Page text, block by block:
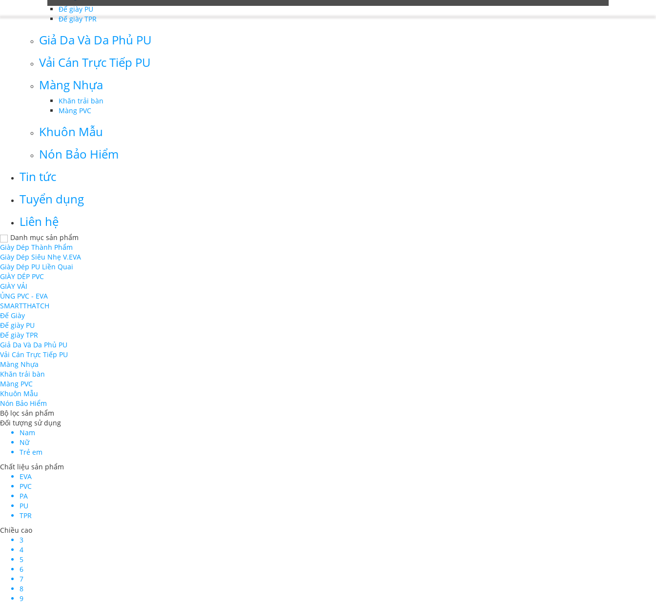
Đế giày PU
Đế giày TPR
Giả Da Và Da Phủ PU
Vải Cán Trực Tiếp PU
Màng Nhựa
Khăn trải bàn
Màng PVC
Khuôn Mẫu
Nón Bảo Hiểm
Tin tức
Tuyển dụng
Liên hệ
Danh mục sản phẩm
Giày Dép Thành Phẩm
Giày Dép Siêu Nhẹ V.EVA
Giày Dép PU Liền Quai
GIÀY DÉP PVC
GIÀY VẢI
ỦNG PVC - EVA
SMARTTHATCH
Đế Giày
Đế giày PU
Đế giày TPR
Giả Da Và Da Phủ PU
Vải Cán Trực Tiếp PU
Màng Nhựa
Khăn trải bàn
Màng PVC
Khuôn Mẫu
Nón Bảo Hiểm
Bộ lọc sản phẩm
Đối tượng sử dụng
Nam
Nữ
Trẻ em
Chất liệu sản phẩm
EVA
PVC
PA
PU
TPR
Chiều cao
3
4
5
6
7
8
9